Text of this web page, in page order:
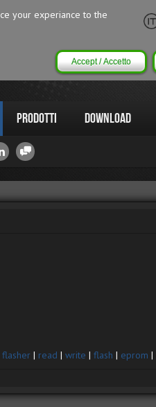
your experiance to the
Accept / Accetto
Prodotti Download
flasher | read | write | flash | eprom |